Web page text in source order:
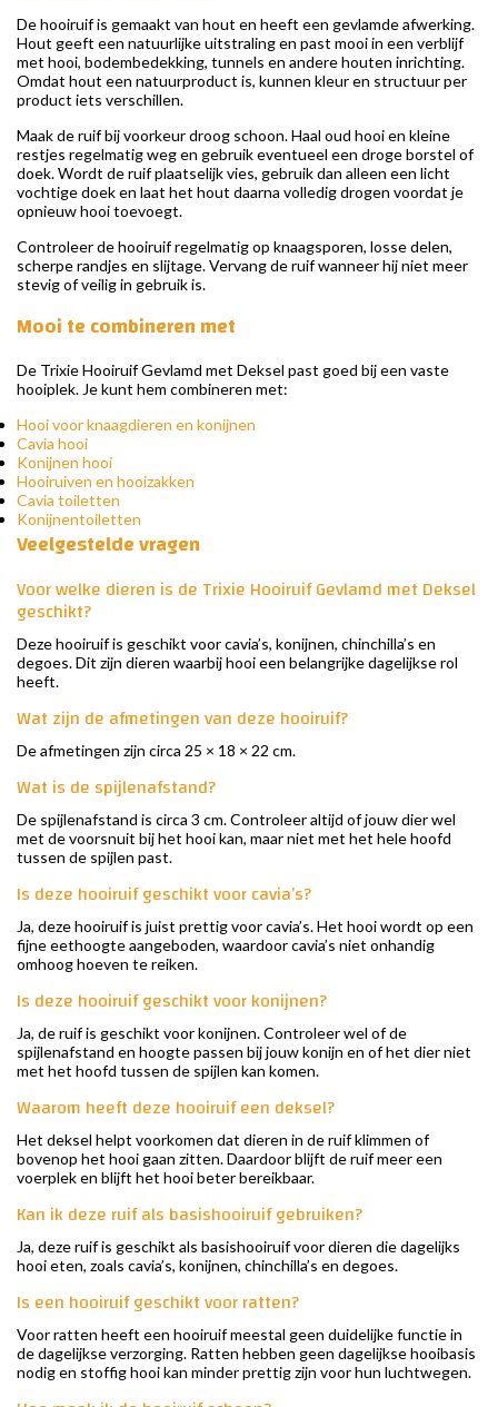
De hooiruif is gemaakt van hout en heeft een gevlamde afwerking.
Hout geeft een natuurlijke uitstraling en past mooi in een verblijf
met hooi, bodembedekking, tunnels en andere houten inrichting.
Omdat hout een natuurproduct is, kunnen kleur en structuur per
product iets verschillen.
Maak de ruif bij voorkeur droog schoon. Haal oud hooi en kleine
restjes regelmatig weg en gebruik eventueel een droge borstel of
doek. Wordt de ruif plaatselijk vies, gebruik dan alleen een licht
vochtige doek en laat het hout daarna volledig drogen voordat je
opnieuw hooi toevoegt.
Controleer de hooiruif regelmatig op knaagsporen, losse delen,
scherpe randjes en slijtage. Vervang de ruif wanneer hij niet meer
stevig of veilig in gebruik is.
Mooi te combineren met
De Trixie Hooiruif Gevlamd met Deksel past goed bij een vaste
hooiplek. Je kunt hem combineren met:
Hooi voor knaagdieren en konijnen
Cavia hooi
Konijnen hooi
Hooiruiven en hooizakken
Cavia toiletten
Konijnentoiletten
Veelgestelde vragen
Voor welke dieren is de Trixie Hooiruif Gevlamd met Deksel
geschikt?
Deze hooiruif is geschikt voor cavia’s, konijnen, chinchilla’s en
degoes. Dit zijn dieren waarbij hooi een belangrijke dagelijkse rol
heeft.
Wat zijn de afmetingen van deze hooiruif?
De afmetingen zijn circa 25 × 18 × 22 cm.
Wat is de spijlenafstand?
De spijlenafstand is circa 3 cm. Controleer altijd of jouw dier wel
met de voorsnuit bij het hooi kan, maar niet met het hele hoofd
tussen de spijlen past.
Is deze hooiruif geschikt voor cavia’s?
Ja, deze hooiruif is juist prettig voor cavia’s. Het hooi wordt op een
fijne eethoogte aangeboden, waardoor cavia’s niet onhandig
omhoog hoeven te reiken.
Is deze hooiruif geschikt voor konijnen?
Ja, de ruif is geschikt voor konijnen. Controleer wel of de
spijlenafstand en hoogte passen bij jouw konijn en of het dier niet
met het hoofd tussen de spijlen kan komen.
Waarom heeft deze hooiruif een deksel?
Het deksel helpt voorkomen dat dieren in de ruif klimmen of
bovenop het hooi gaan zitten. Daardoor blijft de ruif meer een
voerplek en blijft het hooi beter bereikbaar.
Kan ik deze ruif als basishooiruif gebruiken?
Ja, deze ruif is geschikt als basishooiruif voor dieren die dagelijks
hooi eten, zoals cavia’s, konijnen, chinchilla’s en degoes.
Is een hooiruif geschikt voor ratten?
Voor ratten heeft een hooiruif meestal geen duidelijke functie in
de dagelijkse verzorging. Ratten hebben geen dagelijkse hooibasis
nodig en stoffig hooi kan minder prettig zijn voor hun luchtwegen.